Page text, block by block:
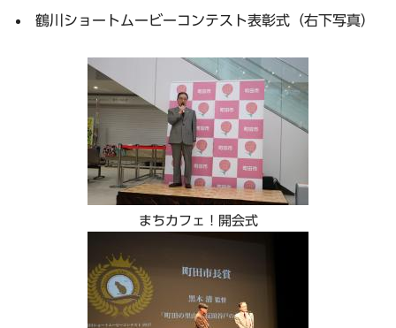
鶴川ショートムービーコンテスト表彰式（右下写真）
まちカフェ！開会式